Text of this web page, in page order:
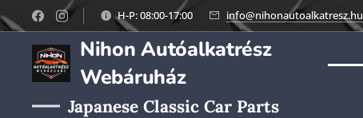
H-P: 08:00-17:00 info@nihonautoalkatresz.hu
Nihon Autóalkatrész
Webáruház
Japanese Classic Car Parts